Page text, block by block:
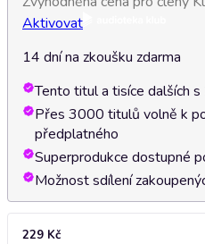
Aktivovat
14 dní na zkoušku zdarma
Tento titul a tisíce dalších
Přes 3000 titulů volně k
předplatného
Superprodukce dostupné
Možnost sdílení
229 Kč